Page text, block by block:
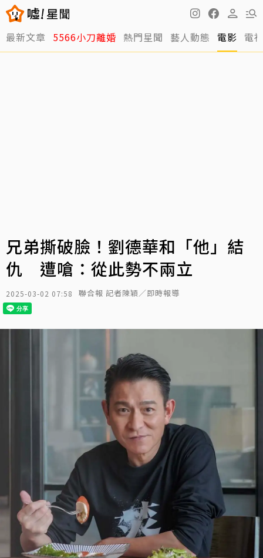
最新文章 5566小刀離婚 熱門星聞 藝人動態 電影 電
兄弟撕破臉！劉德華和「他」結
仇 遭嗆：從此勢不兩立
2025-03-02 07:58 聯合報 記者陳穎／即時報導